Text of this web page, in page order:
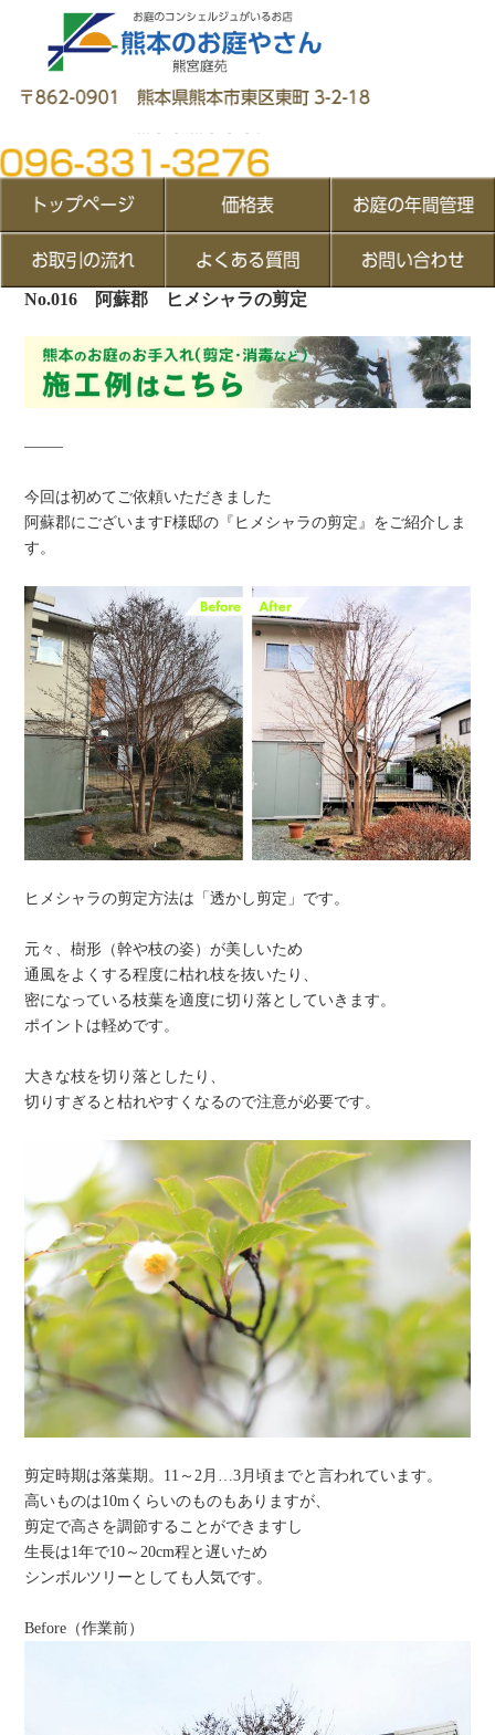
No.016 阿蘇郡 ヒメシャラの剪定
——–
今回は初めてご依頼いただきました
阿蘇郡にございますF様邸の『ヒメシャラの剪定』をご紹介しま
す。
ヒメシャラの剪定方法は「透かし剪定」です。
元々、樹形（幹や枝の姿）が美しいため
通風をよくする程度に枯れ枝を抜いたり、
密になっている枝葉を適度に切り落としていきます。
ポイントは軽めです。
大きな枝を切り落としたり、
切りすぎると枯れやすくなるので注意が必要です。
剪定時期は落葉期。11～2月…3月頃までと言われています。
高いものは10mくらいのものもありますが、
剪定で高さを調節することができますし
生長は1年で10～20cm程と遅いため
シンボルツリーとしても人気です。
Before（作業前）